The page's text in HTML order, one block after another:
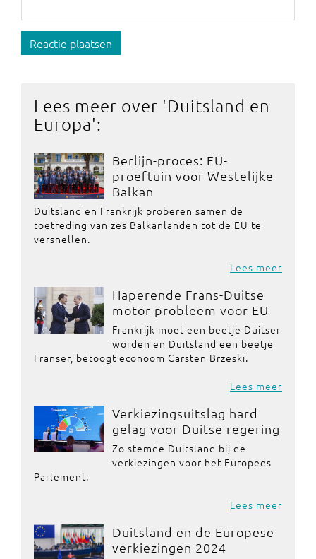
Reactie plaatsen
Lees meer over 'Duitsland en
Europa':
Berlijn-proces: EU-
proeftuin voor Westelijke
Balkan
Duitsland en Frankrijk proberen samen de
toetreding van zes Balkanlanden tot de EU te
versnellen.
Lees meer
Haperende Frans-Duitse
motor probleem voor EU
Frankrijk moet een beetje Duitser
worden en Duitsland een beetje
Franser, betoogt econoom Carsten Brzeski.
Lees meer
Verkiezingsuitslag hard
gelag voor Duitse regering
Zo stemde Duitsland bij de
verkiezingen voor het Europees
Parlement.
Lees meer
Duitsland en de Europese
verkiezingen 2024